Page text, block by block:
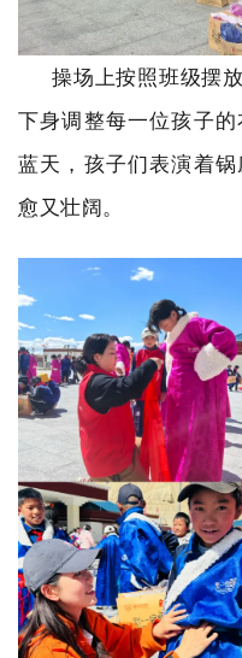
操场上按照班级摆放
下身调整每一位孩子
蓝天，孩子们表演着
愈又壮阔。